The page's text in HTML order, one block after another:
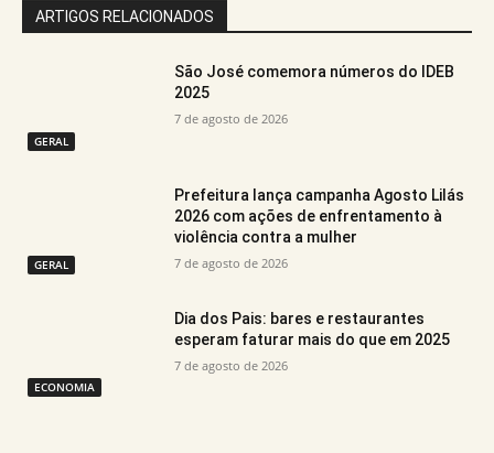
ARTIGOS RELACIONADOS
GERAL
São José comemora números do IDEB
2025
7 de agosto de 2026
GERAL
Prefeitura lança campanha Agosto Lilás
2026 com ações de enfrentamento à
violência contra a mulher
7 de agosto de 2026
ECONOMIA
Dia dos Pais: bares e restaurantes
esperam faturar mais do que em 2025
7 de agosto de 2026